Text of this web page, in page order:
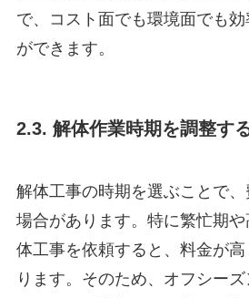
で、コスト面でも環境面でも
ができます。
2.3. 解体作業時期を調整す
解体工事の時期を選ぶことで
場合があります。特に繁忙期
体工事を依頼すると、料金が
ります。そのため、オフシー